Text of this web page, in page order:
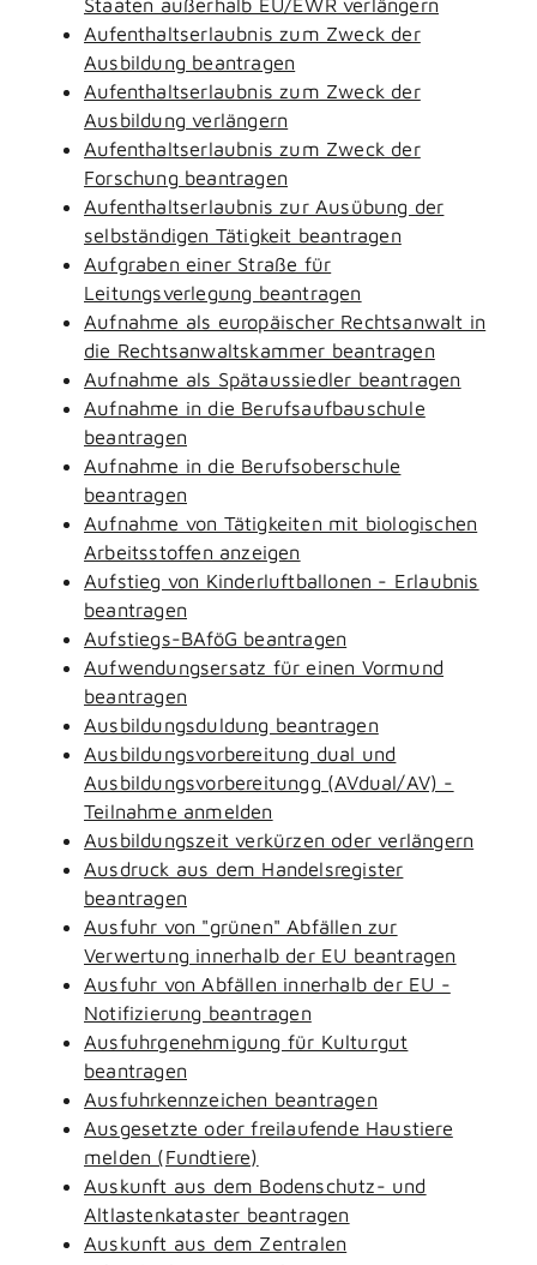
Aufenthaltserlaubnis zum Zweck der
Ausbildung beantragen
Aufenthaltserlaubnis zum Zweck der
Ausbildung verlängern
Aufenthaltserlaubnis zum Zweck der
Forschung beantragen
Aufenthaltserlaubnis zur Ausübung der
selbständigen Tätigkeit beantragen
Aufgraben einer Straße für
Leitungsverlegung beantragen
Aufnahme als europäischer Rechtsanwalt in
die Rechtsanwaltskammer beantragen
Aufnahme als Spätaussiedler beantragen
Aufnahme in die Berufsaufbauschule
beantragen
Aufnahme in die Berufsoberschule
beantragen
Aufnahme von Tätigkeiten mit biologischen
Arbeitsstoffen anzeigen
Aufstieg von Kinderluftballonen - Erlaubnis
beantragen
Aufstiegs-BAföG beantragen
Aufwendungsersatz für einen Vormund
beantragen
Ausbildungsduldung beantragen
Ausbildungsvorbereitung dual und
Ausbildungsvorbereitungg (AVdual/AV) -
Teilnahme anmelden
Ausbildungszeit verkürzen oder verlängern
Ausdruck aus dem Handelsregister
beantragen
Ausfuhr von "grünen" Abfällen zur
Verwertung innerhalb der EU beantragen
Ausfuhr von Abfällen innerhalb der EU -
Notifizierung beantragen
Ausfuhrgenehmigung für Kulturgut
beantragen
Ausfuhrkennzeichen beantragen
Ausgesetzte oder freilaufende Haustiere
melden (Fundtiere)
Auskunft aus dem Bodenschutz- und
Altlastenkataster beantragen
Auskunft aus dem Zentralen